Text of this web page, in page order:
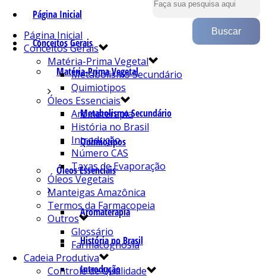
Página Inicial
Conceitos Gerais
Matéria-Prima Vegetal
Metabolismo Secundário
Quimiotipos
Óleos Essenciais
Aromaterapia
História no Brasil
Introdução
Página Inicial
Conceitos Gerais
Matéria-Prima Vegetal
Metabolismo Secundário
Quimiotipos
Óleos Essenciais
Aromaterapia
História no Brasil
Introdução
Número CAS
Taxas de Evaporação
Óleos Vegetais
Manteigas Amazônica
Termos da Farmacopeia
Outros
Glossário
Farmacognosia
Cadeia Produtiva
Controle de Qualidade